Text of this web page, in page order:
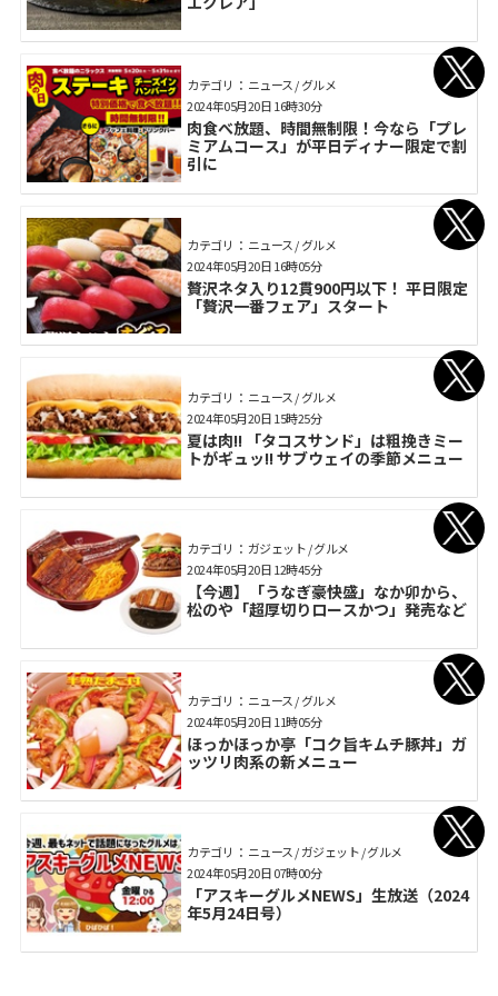
カテゴリ： ニュース / グルメ
肉食べ放題、時間無制限！今なら「プレ
ミアムコース」が平日ディナー限定で割
引に
2024年05月20日 16時30分
カテゴリ： ニュース / グルメ
贅沢ネタ入り12貫900円以下！ 平日限定
「贅沢一番フェア」スタート
2024年05月20日 16時05分
カテゴリ： ニュース / グルメ
夏は肉!! 「タコスサンド」は粗挽きミー
トがギュッ!! サブウェイの季節メニュー
2024年05月20日 15時25分
カテゴリ： ガジェット / グルメ
【今週】「うなぎ豪快盛」なか卯から、
松のや「超厚切りロースかつ」発売など
2024年05月20日 12時45分
カテゴリ： ニュース / グルメ
ほっかほっか亭「コク旨キムチ豚丼」ガ
ッツリ肉系の新メニュー
2024年05月20日 11時05分
カテゴリ： ニュース / ガジェット / グルメ
「アスキーグルメNEWS」生放送（2024
年5月24日号）
2024年05月20日 07時00分